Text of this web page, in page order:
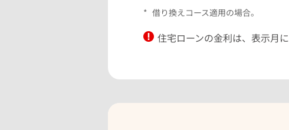
* 借り換えコース適用の場合。
住宅ローンの金利は、表示月